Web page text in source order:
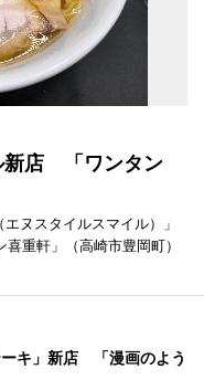
新店 「ワンタン
ヌスタイルスマイル）」
重軒」（高崎市豊岡町）
キ」新店 「漫画のよう